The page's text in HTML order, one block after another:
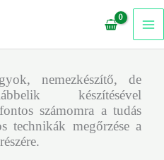
nemezkészítő, de
készítésével
számomra a tudás
technikák megőrzése a